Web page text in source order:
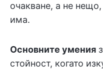
очакване, а не
има.
Основните умения
стойност, когато